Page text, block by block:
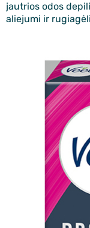
jautrios odos
aliejumi ir